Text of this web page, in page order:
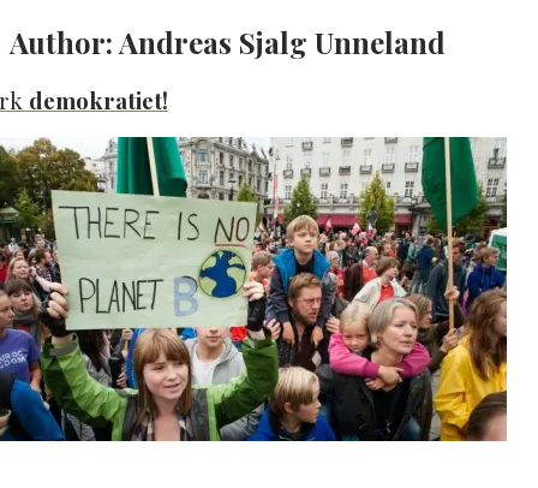
Author:Andreas Sjalg Unneland
demokratiet!